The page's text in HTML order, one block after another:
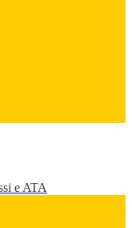
e ATA